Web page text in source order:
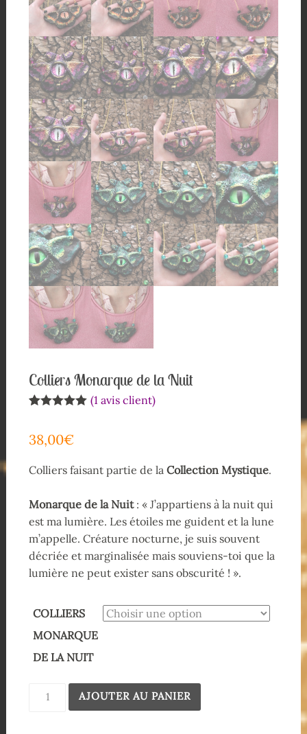
Colliers Monarque de la Nuit
surnotation
client
(1 avis client)
38,00€
Colliers faisant partie de la Collection Mystique.
Monarque de la Nuit: « J’appartiens à la nuit qui
est ma lumière. Les étoiles me guident et la lune
m’appelle. Créature nocturne, je suis souvent
décriée et marginalisée mais souviens-toi que la
lumière ne peut exister sans obscurité ! ».
COLLIERS
MONARQUE
DE LA NUIT
AJOUTER AU PANIER